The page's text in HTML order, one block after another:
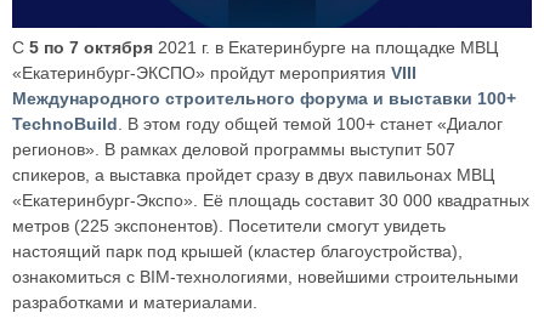
С 5 по 7 октября 2021 г. в Екатеринбурге на площадке МВЦ
«Екатеринбург-ЭКСПО» пройдут мероприятия VIII
Международного строительного форума и выставки 100+
TechnoBuild. В этом году общей темой 100+ станет «Диалог
регионов». В рамках деловой программы выступит 507
спикеров, а выставка пройдет сразу в двух павильонах МВЦ
«Екатеринбург-Экспо». Её площадь составит 30 000 квадратных
метров (225 экспонентов). Посетители смогут увидеть
настоящий парк под крышей (кластер благоустройства),
ознакомиться с BIM-технологиями, новейшими строительными
разработками и материалами.